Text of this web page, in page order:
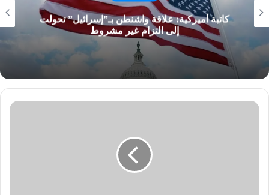
كاتبة أميركية: علاقة واشنطن بـ”إسرائيل” تحولت
إلى التزام غير مشروط